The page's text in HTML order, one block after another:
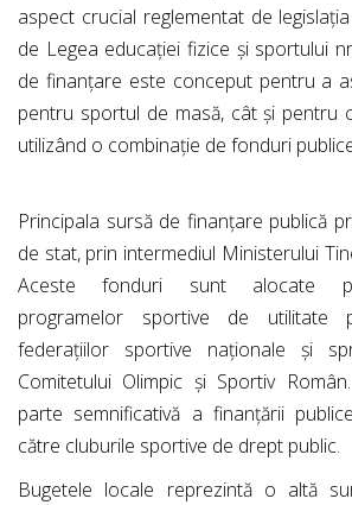
aspect crucial reglementat de
de Legea educației fizice și sportului
de finanțare este conceput pentru a
pentru sportul de masă, cât și pentru
utilizând o combinație de fonduri
Principala sursă de finanțare publică
de stat, prin intermediul Ministerului
Aceste fonduri sunt alocate
programelor sportive de utilitate
federațiilor sportive naționale și
Comitetului Olimpic și Sportiv
parte semnificativă a finanțării
către cluburile sportive de drept public.
Bugetele locale reprezintă o altă